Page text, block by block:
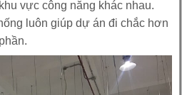
vực công năng khác nhau.
luôn giúp dự án đi chắc hơn